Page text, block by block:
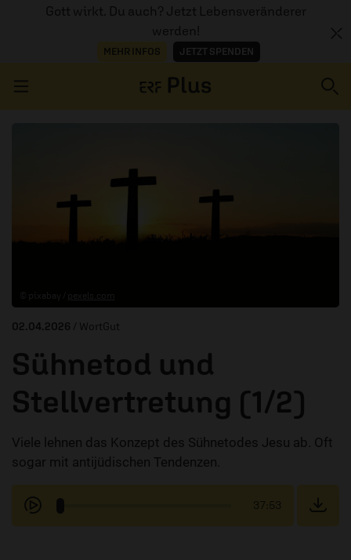
Gott wirkt. Du auch? Jetzt Lebensveränderer
werden!
MEHR INFOS JETZT SPENDEN
02.04.2026 / WortGut
Sühnetod und
Stellvertretung (1/2)
Viele lehnen das Konzept des Sühnetodes Jesu ab. Oft
sogar mit antijüdischen Tendenzen.
37:53